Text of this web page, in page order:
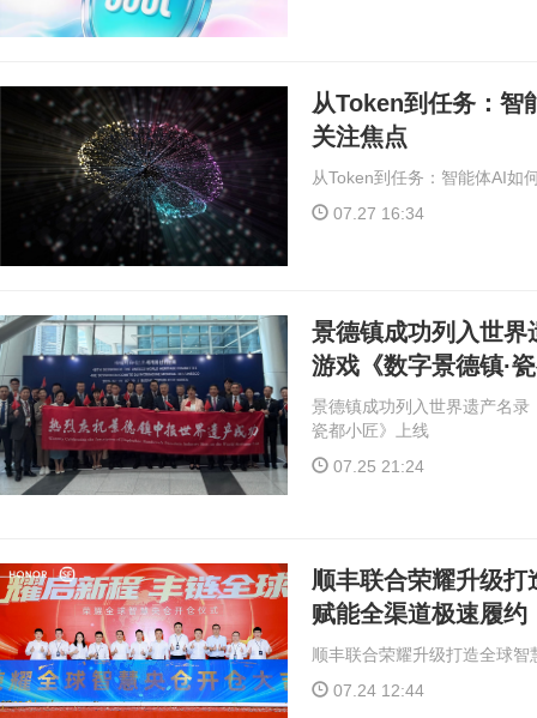
从Token到任务：智
关注焦点
从Token到任务：智能体AI如
07.27 16:34
景德镇成功列入世界
游戏《数字景德镇·
景德镇成功列入世界遗产名录
瓷都小匠》上线
07.25 21:24
顺丰联合荣耀升级
赋能全渠道极速履约
顺丰联合荣耀升级打造全球
07.24 12:44